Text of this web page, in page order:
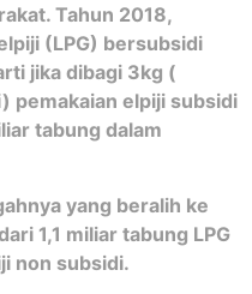
Tahun 2018,
(LPG) bersubsidi
jika dibagi 3kg (
pemakaian elpiji subsidi
tabung dalam
yang beralih ke
1,1 miliar tabung LPG
non subsidi.